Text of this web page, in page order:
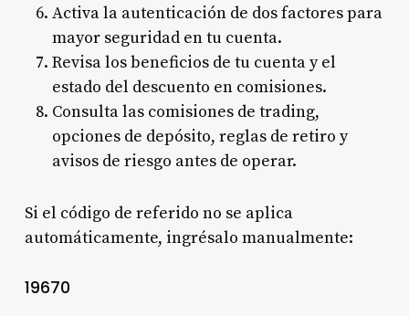
Activa la autenticación de dos factores para
mayor seguridad en tu cuenta.
Revisa los beneficios de tu cuenta y el
estado del descuento en comisiones.
Consulta las comisiones de trading,
opciones de depósito, reglas de retiro y
avisos de riesgo antes de operar.
Si el código de referido no se aplica
automáticamente, ingrésalo manualmente:
19670